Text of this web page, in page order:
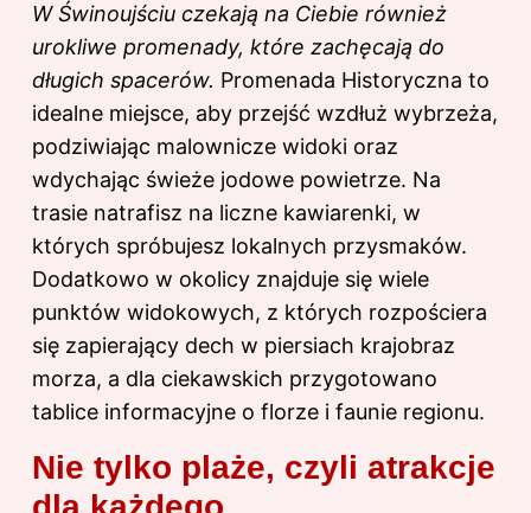
W Świnoujściu czekają na Ciebie również
urokliwe promenady, które zachęcają do
długich spacerów. Promenada Historyczna to
idealne miejsce, aby przejść wzdłuż wybrzeża,
podziwiając malownicze widoki oraz
wdychając świeże jodowe powietrze. Na
trasie natrafisz na liczne kawiarenki, w
których spróbujesz lokalnych przysmaków.
Dodatkowo w okolicy znajduje się wiele
punktów widokowych, z których rozpościera
się zapierający dech w piersiach krajobraz
morza, a dla ciekawskich przygotowano
tablice informacyjne o florze i faunie regionu.
Nie tylko plaże, czyli atrakcje